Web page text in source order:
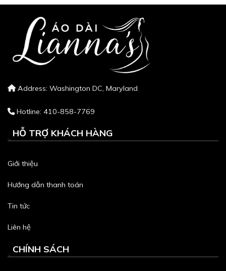
Address: Washington DC, Maryland
Hotline: 410-858-7769
HỖ TRỢ KHÁCH HÀNG
Giới thiệu
Hướng dẫn thanh toán
Tin tức
Liên hệ
CHÍNH SÁCH